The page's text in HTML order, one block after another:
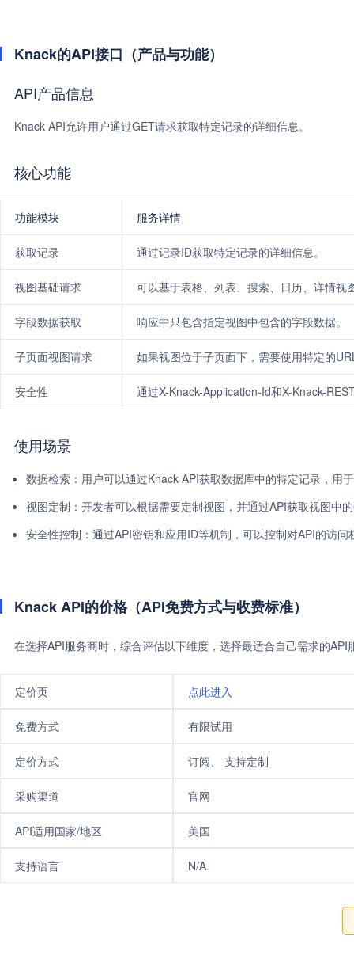
Knack的API接口（产品与功能）
API产品信息
Knack API允许用户通过GET请求获取特定记录的详细信息。
核心功能
功能模块 服务详情
获取记录 通过记录ID获取特定记录的详细信息。
视图基础请求 可以基于表格、列表、搜索、日历、详情视
字段数据获取 响应中只包含指定视图中包含的字段数据。
子页面视图请求 如果视图位于子页面下，需要使用特定的
安全性 通过X-Knack-Application-Id和X-Knack-
使用场景
数据检索：用户可以通过Knack API获取数据库中的特定记录，用
视图定制：开发者可以根据需要定制视图，并通过API获取视图中
安全性控制：通过API密钥和应用ID等机制，可以控制对API的访问
Knack API的价格（API免费方式与收费标准）
在选择API服务商时，综合评估以下维度，选择最适合自己需求的
定价页 点此进入
免费方式 有限试用
定价方式 订阅、 支持定制
采购渠道 官网
API适用国家/地区 美国
支持语言 N/A